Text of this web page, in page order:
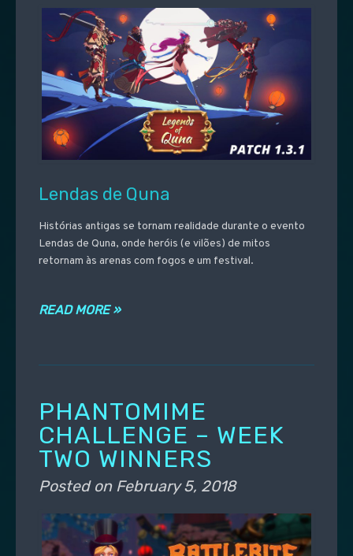
Lendas de Quna
Histórias antigas se tornam realidade durante o evento
Lendas de Quna, onde heróis (e vilões) de mitos
retornam às arenas com fogos e um festival.
READ MORE »
PHANTOMIME
CHALLENGE – WEEK
TWO WINNERS
Posted on February 5, 2018